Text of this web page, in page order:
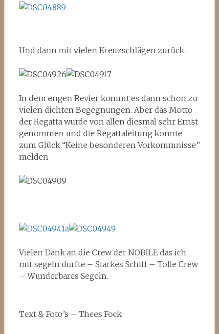
Und dann mit vielen Kreuzschlägen zurück..
In dem engen Revier kommt es dann schon zu
vielen dichten Begegnungen. Aber das Motto
der Regatta wurde von allen diesmal sehr Ernst
genommen und die Regattaleitung konnte
zum Glück “Keine besonderen Vorkommnisse”
melden
Vielen Dank an die Crew der NOBILE das ich
mit segeln durfte – Starkes Schiff – Tolle Crew
– Wunderbares Segeln.
Text & Foto’s – Thees Fock